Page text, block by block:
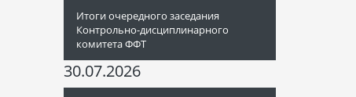
Итоги очередного заседания
Контрольно-дисциплинарного
комитета ФФТ
30.07.2026